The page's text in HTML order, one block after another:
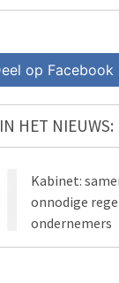
op Facebook
HET NIEUWS:
Kabinet:
onnodige
ondernemers